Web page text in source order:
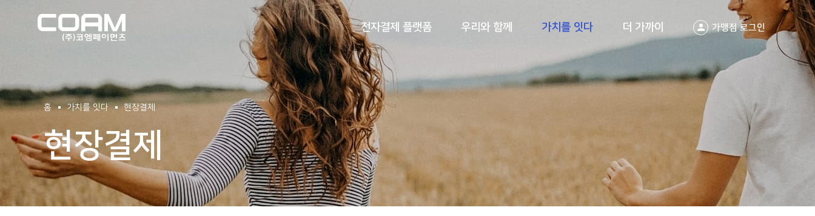
(주)코엠페이먼츠
전자결제 플랫폼 우리와 함께 가치를 잇다 더 가까이 가맹점 로그인
홈 가치를 잇다 현장결제
현장결제